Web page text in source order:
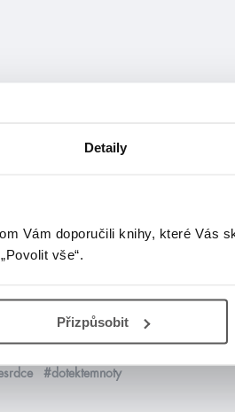
Detaily
Vám doporučili knihy, které Vás
vše“.
Přizpůsobit
#dotektemnoty